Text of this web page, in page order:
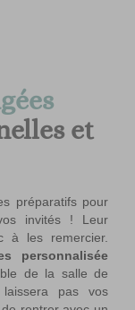
et
préparatifs pour
invités ! Leur
à les remercier.
personnalisée
de la salle de
pas vos